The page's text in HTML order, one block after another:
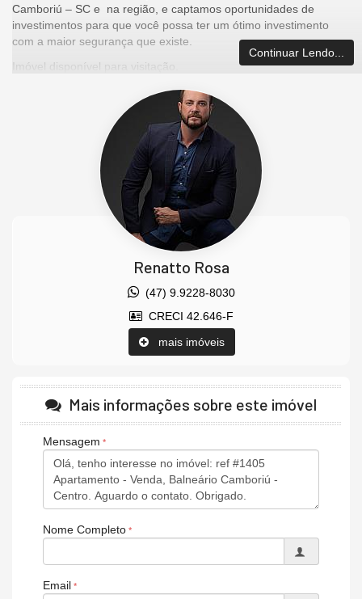
Camboriú – SC e na região, e captamos oportunidades de
investimentos para que você possa ter um ótimo investimento
com a maior segurança que existe.
Imóvel disponível para visitação.
Agende uma visita agora mesmo e venha conhecer este lindo
Os valores estão sujeitos a alteração sem aviso prévio.
Características do Imóvel
Acabamento em Gesso
Entrada de Serviço
Banheiro Social
Biblioteca
Sala de TV
Suíte Master
Características do Empreendimento
Sauna
Piscina
Espaço Fitness
Portão Eletrônico
Continuar Lendo...
Renatto Rosa
(47) 9.9228-8030
CRECI 42.646-F
mais imóveis
Mais informações sobre este imóvel
Mensagem
Nome Completo
Email